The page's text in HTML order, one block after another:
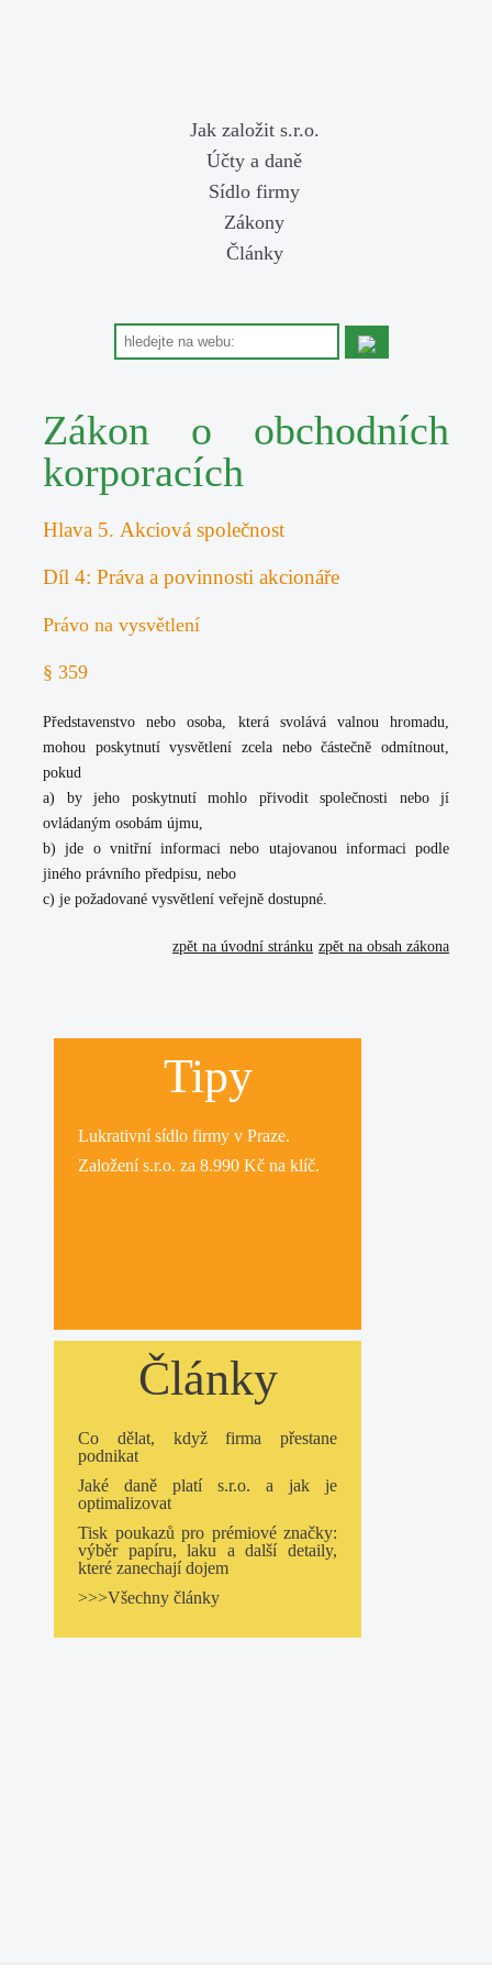
Jak založit s.r.o.
Účty a daně
Sídlo firmy
Zákony
Články
Zákon o obchodních
korporacích
Hlava 5. Akciová společnost
Díl 4: Práva a povinnosti akcionáře
Právo na vysvětlení
§ 359
Představenstvo nebo osoba, která svolává valnou hromadu,
mohou poskytnutí vysvětlení zcela nebo částečně odmítnout,
pokud
a) by jeho poskytnutí mohlo přivodit společnosti nebo jí
ovládaným osobám újmu,
b) jde o vnitřní informaci nebo utajovanou informaci podle
jiného právního předpisu, nebo
c) je požadované vysvětlení veřejně dostupné.
zpět na obsah zákona
zpět na úvodní stránku
Tipy
Lukrativnísídlo firmy v Praze.
Založení s.r.o. za 8.990 Kč na klíč.
Články
Co dělat, když firma přestane
podnikat
Jaké daně platí s.r.o. a jak je
optimalizovat
Tisk poukazů pro prémiové značky:
výběr papíru, laku a další detaily,
které zanechají dojem
>>>Všechny články